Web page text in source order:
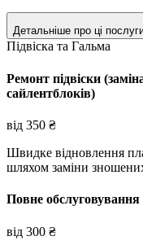
Детальніше про ці
Підвіска та Гальма
Ремонт підвіски
сайлентблоків)
від 350 ₴
Швидке відновлення
шляхом заміни
Повне обслуговування
від 300 ₴